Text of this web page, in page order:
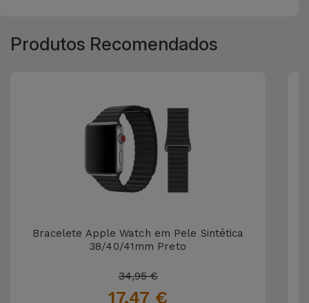
Produtos Recomendados
Bracelete Apple Watch em Pele Sintética
38/40/41mm Preto
34,95 €
17,47 €